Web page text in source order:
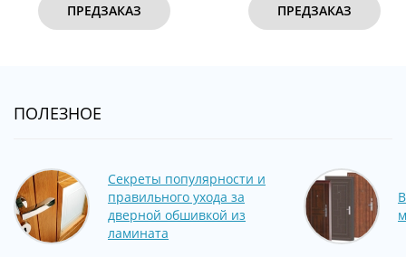
ПРЕДЗАКАЗ ПРЕДЗАКАЗ
ПОЛЕЗНОЕ
Секреты популярности и
правильного ухода за
дверной обшивкой из
ламината